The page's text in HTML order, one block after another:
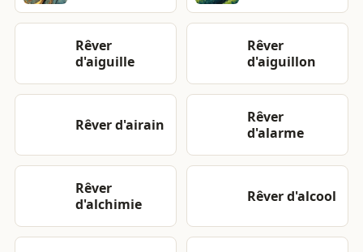
Rêver
d'aiguille
Rêver
d'aiguillon
Rêver d'airain
Rêver
d'alarme
Rêver
d'alchimie
Rêver d'alcool